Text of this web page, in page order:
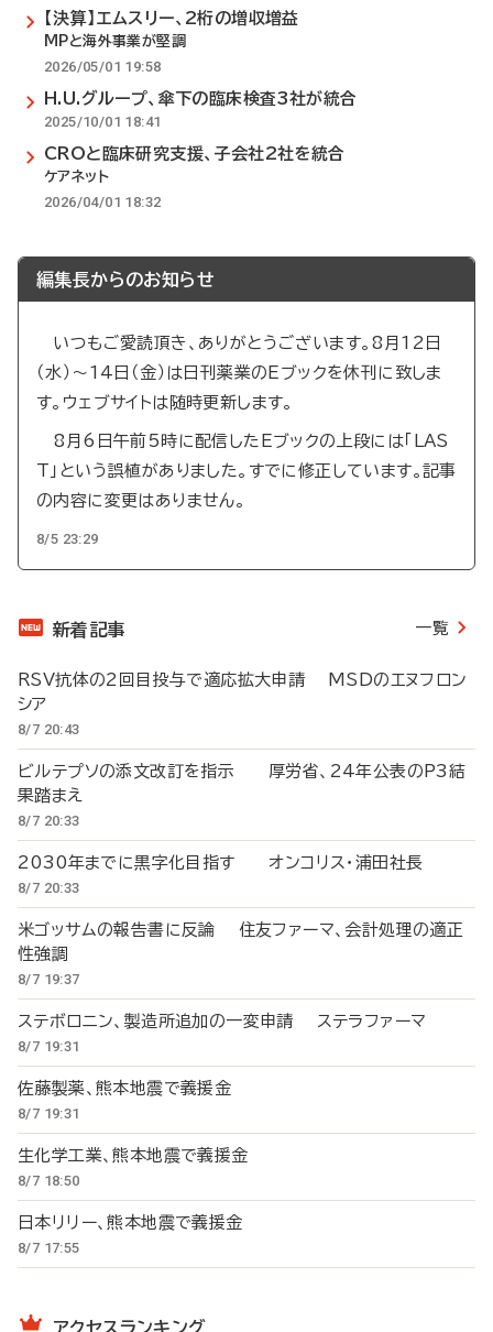
【決算】エムスリー、2桁の増収増益
MPと海外事業が堅調
2026/05/01 19:58
H.U.グループ、傘下の臨床検査3社が統合
2025/10/01 18:41
CROと臨床研究支援、子会社2社を統合
ケアネット
2026/04/01 18:32
編集長からのお知らせ
いつもご愛読頂き、ありがとうございます。8月12日
（水）～14日（金）は日刊薬業のEブックを休刊に致しま
す。ウェブサイトは随時更新します。
8月6日午前5時に配信したEブックの上段には「LAS
T」という誤植がありました。すでに修正しています。記事
の内容に変更はありません。
8/5 23:29
新着記事 一覧
RSV抗体の2回目投与で適応拡大申請 MSDのエヌフロン
シア
8/7 20:43
ビルテプソの添文改訂を指示 厚労省、24年公表のP3結
果踏まえ
8/7 20:33
2030年までに黒字化目指す オンコリス・浦田社長
8/7 20:33
米ゴッサムの報告書に反論 住友ファーマ、会計処理の適正
性強調
8/7 19:37
ステボロニン、製造所追加の一変申請 ステラファーマ
8/7 19:31
佐藤製薬、熊本地震で義援金
8/7 19:31
生化学工業、熊本地震で義援金
8/7 18:50
日本リリー、熊本地震で義援金
8/7 17:55
アクセスランキング